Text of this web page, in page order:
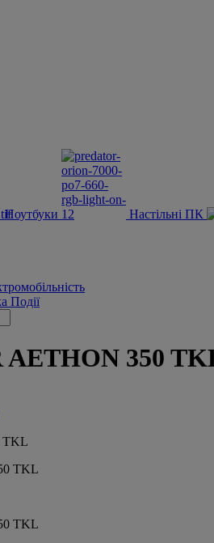
Ноутбуки Настільні ПК
Події
350
TKL
TKL
TKL